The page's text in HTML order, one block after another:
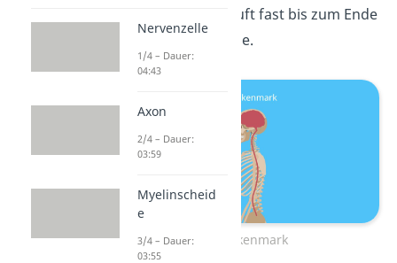
Gehirn an und läuft fast bis zum Ende
deiner Wirbelsäule.
Rückenmark
Nervenzelle
1/4 – Dauer:
04:43
Axon
2/4 – Dauer:
03:59
Myelinscheid
e
3/4 – Dauer:
03:55